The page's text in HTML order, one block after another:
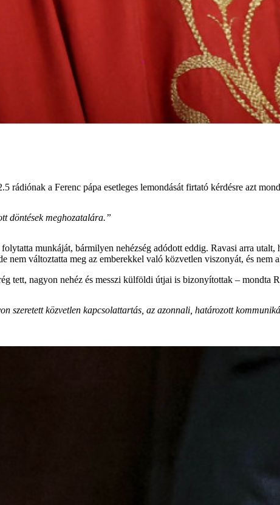
a Ferenc pápa esetleges lemondását firtató kérdésre azt
döntések meghozatalára.”
munkáját, bármilyen nehézség adódott eddig. Ravasi arra
változtatta meg az emberekkel való közvetlen viszonyát, és nem
tett, nagyon nehéz és messzi külföldi útjai is bizonyítottak – mondta
szeretett közvetlen kapcsolattartás, az azonnali, határozott